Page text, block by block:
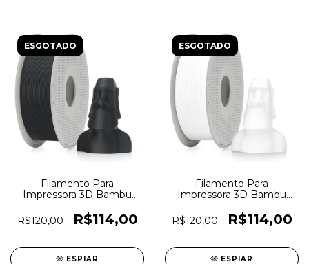
ESGOTADO
Filamento Para
Impressora 3D Bambu
Preto - 7449
R$120,00 R$114,00
ESPIAR
ESGOTADO
Filamento Para
Impressora 3D Bambu
Branco - 7450
R$120,00 R$114,00
ESPIAR